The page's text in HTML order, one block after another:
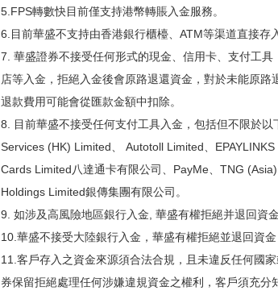
5.FPS轉數快目前僅支持港幣轉賬入金服務。
6.目前華盛不支持由香港銀行櫃檯、ATM等渠道直接存
7. 華盛證券不接受任何形式的現金、信用卡、支付工
店等入金，拒絕入金後會原路退還資金，對於未能原
退款費用可能會從匯款金額中扣除。
8. 目前華盛不接受任何支付工具入金，包括但不限於
Services (HK) Limited、 Autotoll Limited、
Cards Limited八達通卡有限公司、PayMe、TNG
Holdings Limited銀傳集團有限公司。
9. 如涉及高風險地區銀行入金, 華盛有權拒絕并退回資
10.華盛不接受大陸銀行入金，華盛有權拒絕並退回資
11.客戶存入之資金來源須合法合規，且未違反任何國
券保留拒絕處理任何涉嫌違規資金之權利，客戶須充分